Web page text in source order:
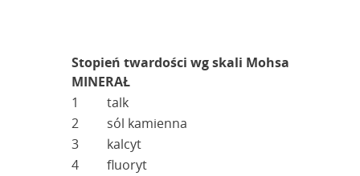
Stopień twardości wg skali Mohsa
MINERAŁ
1
talk
2
sól kamienna
3
kalcyt
4
fluoryt